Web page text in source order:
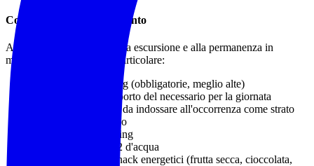
Cosa Portare / Abbigliamento
Abbigliamento idoneo a una escursione e alla permanenza in
montagna o in natura, in particolare:
Calzature da trekking (obbligatorie, meglio alte)
Zaino adatto al trasporto del necessario per la giornata
Capo impermeabile da indossare all'occorrenza come strato
più esterno protettivo
Bastoncini da trekking
Almeno 1 litro e 1/2 d'acqua
Pranzo al sacco e snack energetici (frutta secca, cioccolata,